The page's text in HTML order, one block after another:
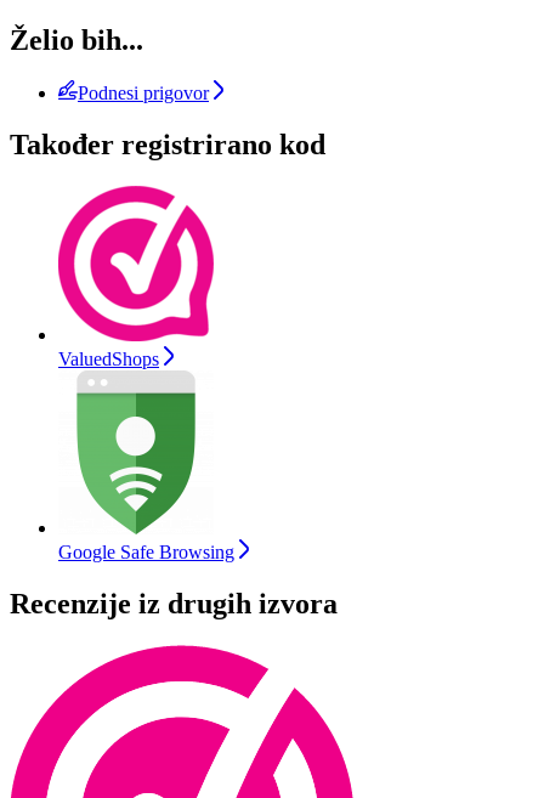
Želio bih...
Podnesi prigovor
Također registrirano kod
ValuedShops
Google Safe Browsing
Recenzije iz drugih izvora